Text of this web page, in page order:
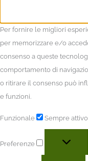
Per fornire le migliori
per memorizzare e/o
consenso a queste
comportamento di
o ritirare il consenso può
e funzioni.
Funzionale Sempre attivo
Preferenze